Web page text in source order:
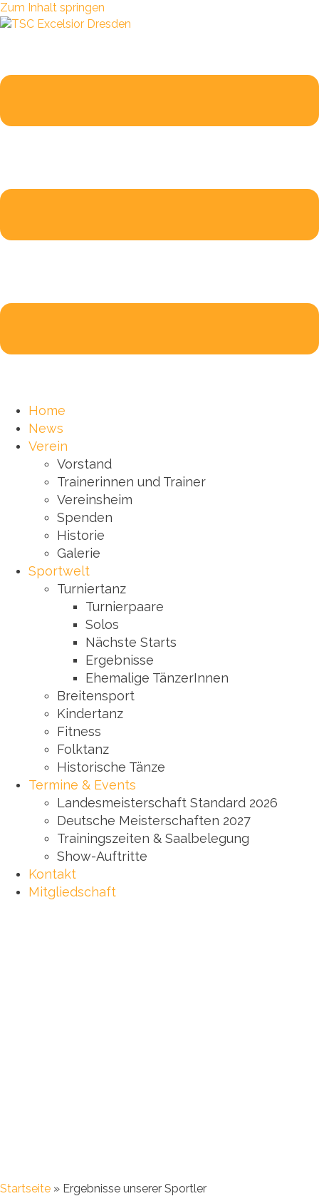
Zum Inhalt springen
Home
News
Verein
Vorstand
Trainerinnen und Trainer
Vereinsheim
Spenden
Historie
Galerie
Sportwelt
Turniertanz
Turnierpaare
Solos
Nächste Starts
Ergebnisse
Ehemalige TänzerInnen
Breitensport
Kindertanz
Fitness
Folktanz
Historische Tänze
Termine & Events
Landesmeisterschaft Standard 2026
Deutsche Meisterschaften 2027
Trainingszeiten & Saalbelegung
Show-Auftritte
Kontakt
Mitgliedschaft
Startseite » Ergebnisse unserer Sportler